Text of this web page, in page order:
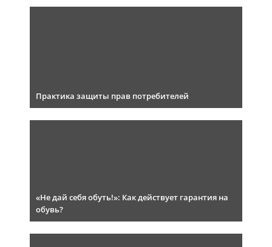
Практика защиты прав потребителей
«Не дай себя обуть!»: Как действует гарантия на
обувь?